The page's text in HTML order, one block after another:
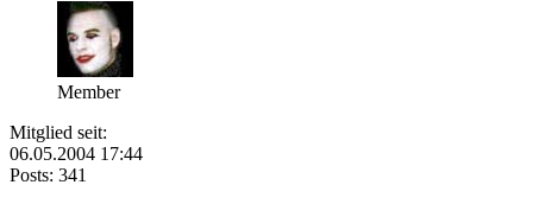
Member
Mitglied seit:
06.05.2004 17:44
Posts: 341